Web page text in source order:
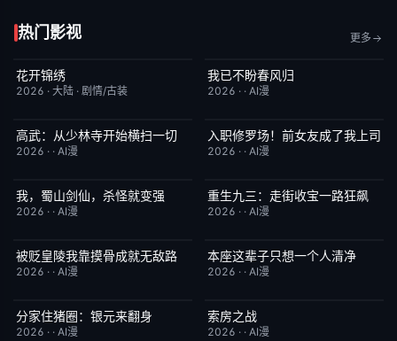
热门影视 更多
更新至第4集
花开锦绣
2026 · 大陆 · 剧情/古装
完结
我已不盼春风归
2026 · · AI漫
完结 2.0
高武：从少林寺开始横扫一切
2026 · · AI漫
完结 1.0
入职修罗场！前女友成了我上司
2026 · · AI漫
完结
我，蜀山剑仙，杀怪就变强
2026 · · AI漫
完结 10.0
重生九三：走街收宝一路狂飙
2026 · · AI漫
完结 1.0
被贬皇陵我靠摸骨成就无敌路
2026 · · AI漫
完结 7.0
本座这辈子只想一个人清净
2026 · · AI漫
完结
分家住猪圈：银元来翻身
2026 · · AI漫
完结
索房之战
2026 · · AI漫